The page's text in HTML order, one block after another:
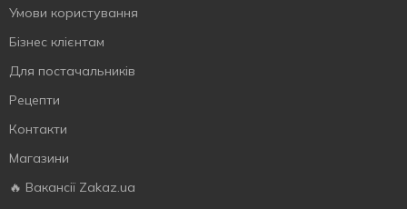
Умови користування
Бізнес клієнтам
Для постачальників
Рецепти
Контакти
Магазини
🔥 Вакансії Zakaz.ua